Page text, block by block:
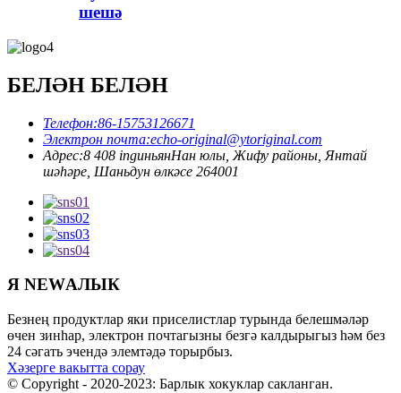
шешә
БЕЛӘН БЕЛӘН
Телефон:86-15753126671
Электрон почта:echo-original@ytoriginal.com
Адрес:8 408 ingиньянНан юлы, Жифу районы, Янтай
шәһәре, Шаньдун өлкәсе 264001
Я NEWАЛЫК
Безнең продуктлар яки приселистлар турында белешмәләр
өчен зинһар, электрон почтагызны безгә калдырыгыз һәм без
24 сәгать эчендә элемтәдә торырбыз.
Хәзерге вакытта сорау
© Copyright - 2020-2023: Барлык хокуклар сакланган.